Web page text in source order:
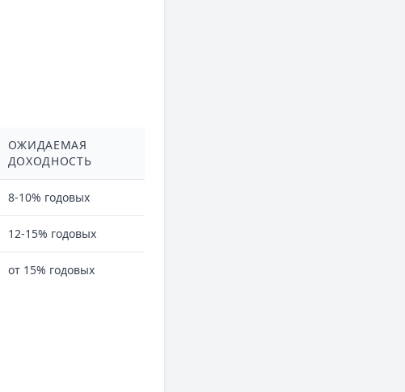
ОЖИДАЕМАЯ
ДОХОДНОСТЬ
8-10% годовых
12-15% годовых
от 15% годовых